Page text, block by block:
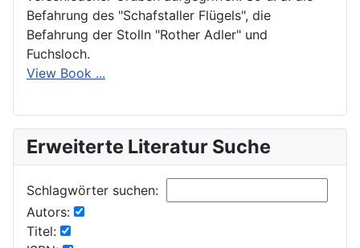
Befahrung des "Schafstaller Flügels", die
Befahrung der Stolln "Rother Adler" und
Fuchsloch.
View Book ...
Erweiterte Literatur Suche
Schlagwörter suchen:
Autors:
Titel: